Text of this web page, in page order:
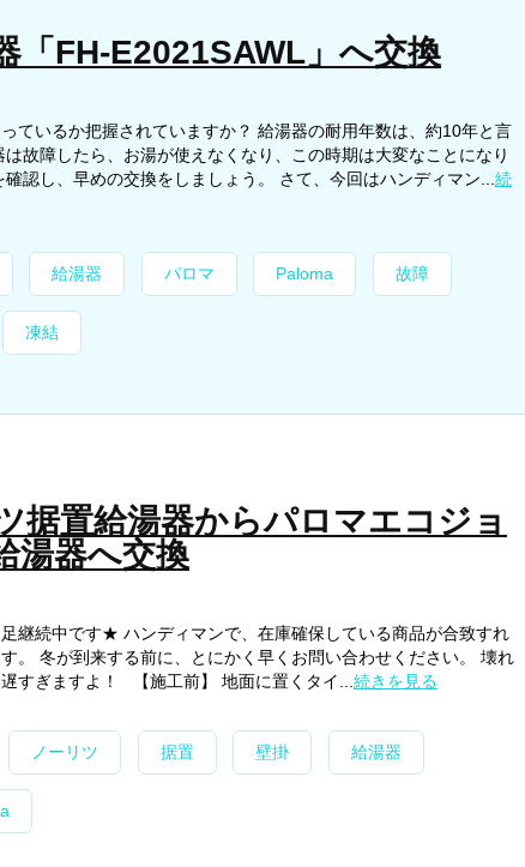
「FH-E2021SAWL」へ交換
ているか把握されていますか？ 給湯器の耐用年数は、約10年と言
故障したら、お湯が使えなくなり、この時期は大変なことになり
認し、早めの交換をしましょう。 さて、今回はハンディマン... 続
給湯器 パロマ Paloma 故障
凍結
据置給湯器からパロマエコジョ
湯器へ交換
継続中です★ ハンディマンで、在庫確保している商品が合致すれ
。 冬が到来する前に、とにかく早くお問い合わせください。 壊れ
すぎますよ！ 【施工前】 地面に置くタイ... 続きを見る
ノーリツ 据置 壁掛 給湯器